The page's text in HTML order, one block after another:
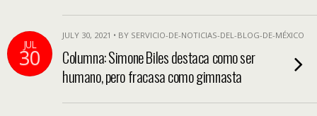
JUL
30
JULY 30, 2021 • BY SERVICIO-DE-NOTICIAS-DEL-BLOG-DE-MÉXICO
Columna: Simone Biles destaca como ser
humano, pero fracasa como gimnasta